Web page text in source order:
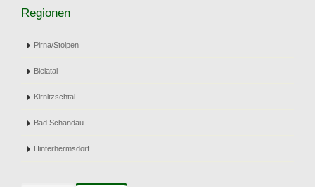
Regionen
Pirna/Stolpen
Bielatal
Kirnitzschtal
Bad Schandau
Hinterhermsdorf